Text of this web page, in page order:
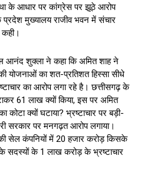
के आधार पर कांग्रेस पर झूठे आरोप
मुख्यालय राजीव भवन में संचार
कही।
आनंद शुक्ला ने कहा कि अमित शाह ने
योजनाओं का शत-प्रतिशत हिस्सा सीधे
का आरोप लगा रहे है। छत्तीसगढ़ के
61 लाख क्यों किया, इस पर अमित
कोटा क्यों घटाया? भ्रष्टाचार पर बड़ी-
सरकार पर मनगढ़त आरोप लगाया।
सेल कंपनियों में 20 हजार करोड़ किसके
के 1 लाख करोड़ के भ्रष्टाचार